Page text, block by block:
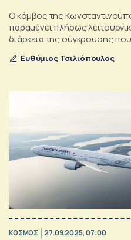
Ο κόμβος της
παραμένει πλήρως
διάρκεια της σύγκρουσης
περιοχή, λέει ο πρόεδρος της
Ευθύμιος Τσιλιόπουλος
ΚΟΣΜΟΣ 27.09.2025, 07:00